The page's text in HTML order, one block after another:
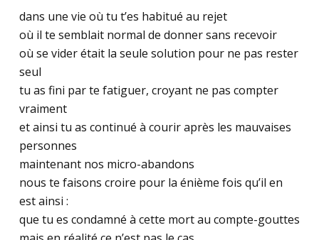
dans une vie où tu t’es habitué au rejet
où il te semblait normal de donner sans recevoir
où se vider était la seule solution pour ne pas rester
seul
tu as fini par te fatiguer, croyant ne pas compter
vraiment
et ainsi tu as continué à courir après les mauvaises
personnes
maintenant nos micro-abandons
nous te faisons croire pour la énième fois qu’il en
est ainsi :
que tu es condamné à cette mort au compte-gouttes